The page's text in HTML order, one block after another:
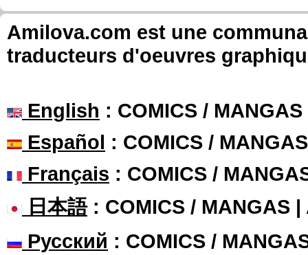
Amilova.com est une
traducteurs d'oeuvres
English : COMICS /
Español : COMICS /
Français : COMICS /
日本語: COMICS / MANGAS |
Русский : COMICS /